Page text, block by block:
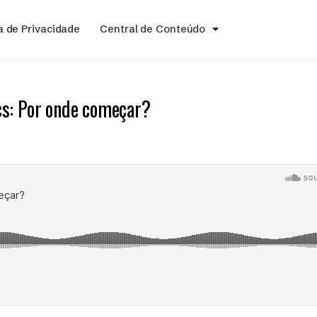
de Privacidade Central de Conteúdo
Por onde começar?